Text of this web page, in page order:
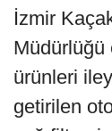
İzmir
Müdürlüğü
ürünleri
getirilen